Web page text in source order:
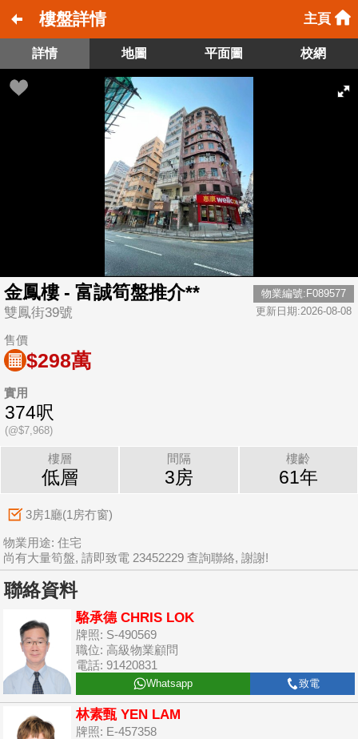
樓盤詳情 主頁
詳情 地圖 平面圖 校網
金鳳樓 - 富誠筍盤推介**
雙鳳街39號
物業編號:F089577
更新日期:2026-08-08
售價
$298萬
實用
374呎
(@$7,968)
樓層
低層
間隔
3房
樓齡
61年
3房1廳(1房冇窗)
物業用途: 住宅
尚有大量筍盤, 請即致電 23452229 查詢聯絡, 謝謝!
聯絡資料
駱承德 CHRIS LOK
牌照: S-490569
職位: 高級物業顧問
電話: 91420831
Whatsapp 致電
林素甄 YEN LAM
牌照: E-457358